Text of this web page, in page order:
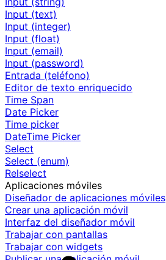
Input (text)
Input (integer)
Input (float)
Input (email)
Input (password)
Entrada (teléfono)
Editor de texto enriquecido
Time Span
Date Picker
Time picker
DateTime Picker
Select
Select (enum)
Relselect
Aplicaciones móviles
Diseñador de aplicaciones móviles
Crear una aplicación móvil
Interfaz del diseñador móvil
Trabajar con pantallas
Trabajar con widgets